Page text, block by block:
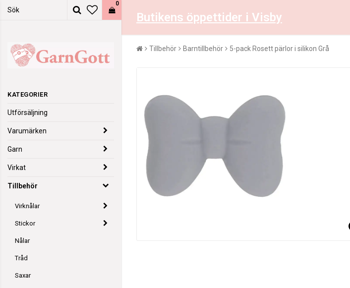
Butikens öppettider i Visby
0
KATEGORIER
Utförsäljning
Varumärken
Garn
Virkat
Tillbehör
Virknålar
Stickor
Nålar
Tråd
Saxar
Tillbehör Barntillbehör 5-pack Rosett pärlor i silikon Grå